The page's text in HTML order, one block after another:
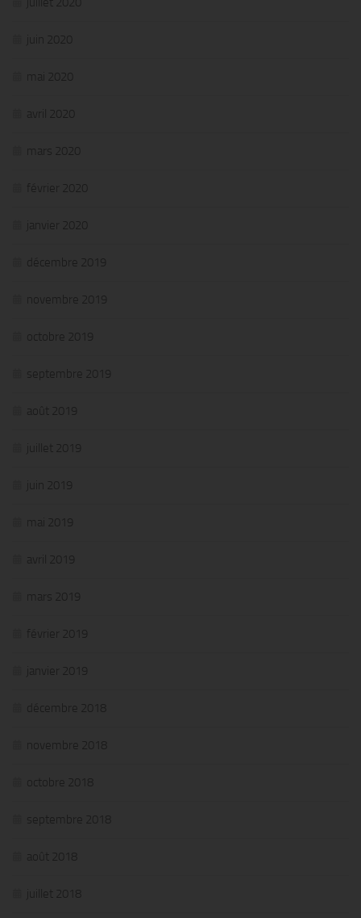
juin 2020
mai 2020
avril 2020
mars 2020
février 2020
janvier 2020
décembre 2019
novembre 2019
octobre 2019
septembre 2019
août 2019
juillet 2019
juin 2019
mai 2019
avril 2019
mars 2019
février 2019
janvier 2019
décembre 2018
novembre 2018
octobre 2018
septembre 2018
août 2018
juillet 2018